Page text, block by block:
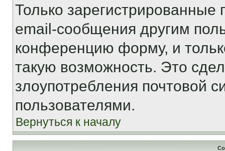
Только зарегистрированные
email-сообщения другим
конференцию форму, и
такую возможность. Это
злоупотребления почтовой
пользователями.
Вернуться к началу